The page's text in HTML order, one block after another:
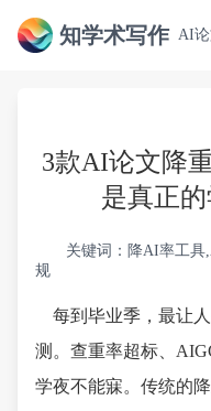
知学术写作 AI
3款AI论文降
是真正
关键词：降AI率工
规
每到毕业季，最让
测。查重率超标、
学夜不能寐。传统的